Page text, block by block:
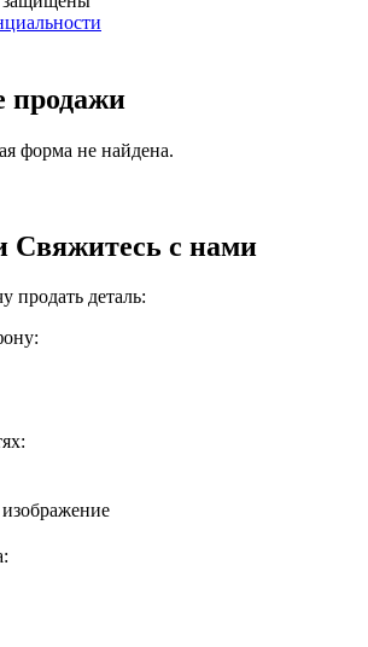
продажи
форма не найдена.
Свяжитесь с нами
продать деталь: